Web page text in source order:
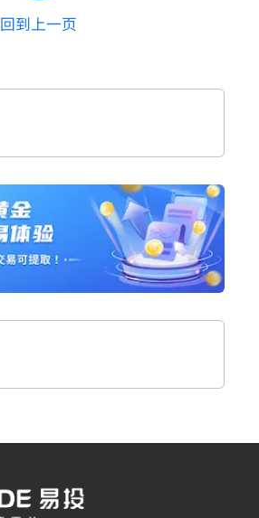
回到上一页